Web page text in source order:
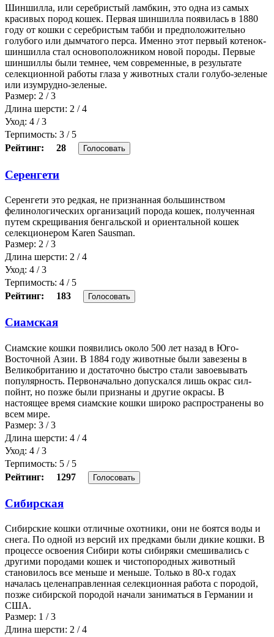
Шиншилла, или серебристый ламбкин, это одна из самых
красивых пород кошек. Первая шиншилла появилась в 1880
году от кошки с серебристым табби и предположительно
голубого или дымчатого перса. Именно этот первый котенок-
шиншилла стал основоположником новой породы. Первые
шиншиллы были темнее, чем современные, в результате
селекционной работы глаза у животных стали голубо-зеленые
или изумрудно-зеленые.
Размер: 2 / 3
Длина шерсти: 2 / 4
Уход: 4 / 3
Терпимость: 3 / 5
Рейтинг:
28 Голосовать
Серенгети
Серенгети это редкая, не признанная большинством
фелинологических организаций порода кошек, полученная
путем скрещивания бенгальской и ориентальной кошек
селекционером Karen Sausman.
Размер: 2 / 3
Длина шерсти: 2 / 4
Уход: 4 / 3
Терпимость: 4 / 5
Рейтинг:
183 Голосовать
Сиамская
Сиамские кошки появились около 500 лет назад в Юго-
Восточной Азии. В 1884 году животные были завезены в
Великобританию и достаточно быстро стали завоевывать
популярность. Первоначально допускался лишь окрас сил-
пойнт, но позже были признаны и другие окрасы. В
настоящее время сиамские кошки широко распространены во
всем мире.
Размер: 3 / 3
Длина шерсти: 4 / 4
Уход: 4 / 3
Терпимость: 5 / 5
Рейтинг:
1297 Голосовать
Сибирская
Сибирские кошки отличные охотники, они не боятся воды и
снега. По одной из версий их предками были дикие кошки. В
процессе освоения Сибири коты сибиряки смешивались с
другими породами кошек и чистопородных животный
становилось все меньше и меньше. Только в 80-х годах
началась целенаправленная селекционная работа с породой,
позже сибирской породой начали заниматься в Германии и
США.
Размер: 1 / 3
Длина шерсти: 2 / 4